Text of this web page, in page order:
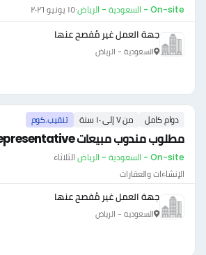
On-site - السعودية - الرياض ·١٥ يونيو ٢٠٢٦
جهة العمل غير مُفصح عنها
السعودية - الرياض
دوام كامل من ٧ إلى ١٠ سنة تنقيب.كوم
مطلوب مندوب مبيعات Sales Representative
On-site - السعودية - الرياض ·الثلاثاء
الإنشاءات والعقارات
جهة العمل غير مُفصح عنها
السعودية - الرياض